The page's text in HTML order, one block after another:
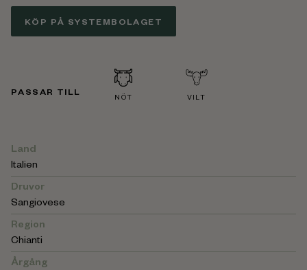
KÖP PÅ SYSTEMBOLAGET
PASSAR TILL
NÖT VILT
Land
Italien
Druvor
Sangiovese
Region
Chianti
Årgång